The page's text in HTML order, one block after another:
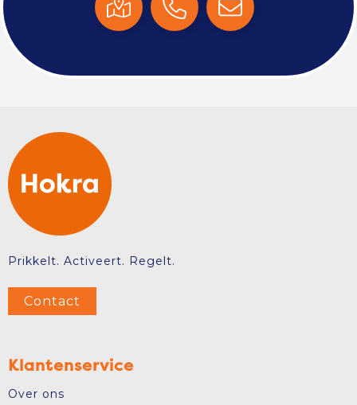
Prikkelt. Activeert. Regelt.
Contact
Klantenservice
Over ons